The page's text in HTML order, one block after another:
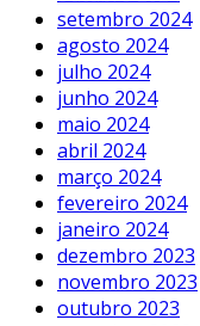
setembro 2024
agosto 2024
julho 2024
junho 2024
maio 2024
abril 2024
março 2024
fevereiro 2024
janeiro 2024
dezembro 2023
novembro 2023
outubro 2023